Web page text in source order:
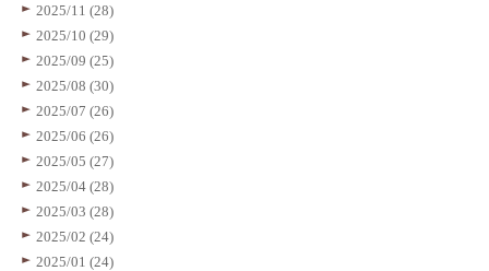
2025/11 (28)
2025/10 (29)
2025/09 (25)
2025/08 (30)
2025/07 (26)
2025/06 (26)
2025/05 (27)
2025/04 (28)
2025/03 (28)
2025/02 (24)
2025/01 (24)